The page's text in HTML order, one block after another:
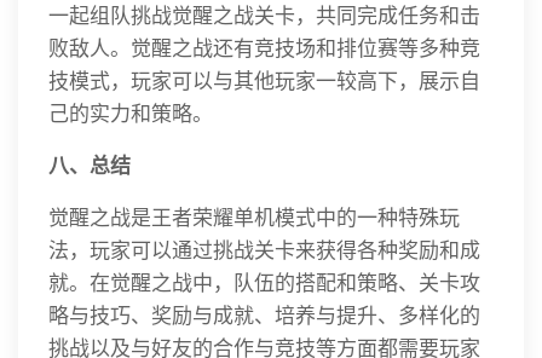
一起组队挑战觉醒之战关卡，共同完成任务和击
败敌人。觉醒之战还有竞技场和排位赛等多种竞
技模式，玩家可以与其他玩家一较高下，展示自
己的实力和策略。
八、总结
觉醒之战是王者荣耀单机模式中的一种特殊玩
法，玩家可以通过挑战关卡来获得各种奖励和成
就。在觉醒之战中，队伍的搭配和策略、关卡攻
略与技巧、奖励与成就、培养与提升、多样化的
挑战以及与好友的合作与竞技等方面都需要玩家